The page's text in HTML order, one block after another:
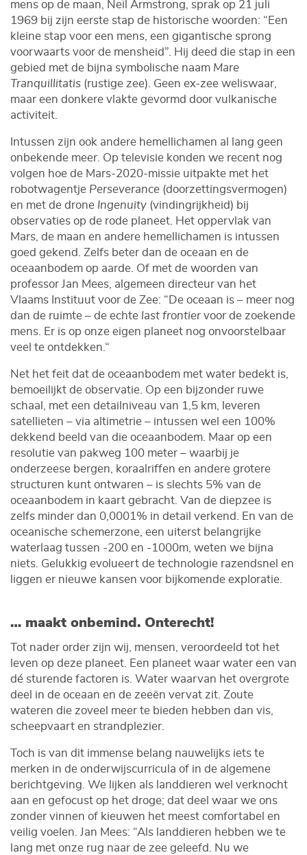
mens op de maan, Neil Armstrong, sprak op 21 juli
1969 bij zijn eerste stap de historische woorden: “Een
kleine stap voor een mens, een gigantische sprong
voorwaarts voor de mensheid”. Hij deed die stap in een
gebied met de bijna symbolische naam Mare
Tranquillitatis (rustige zee). Geen ex-zee weliswaar,
maar een donkere vlakte gevormd door vulkanische
activiteit.
Intussen zijn ook andere hemellichamen al lang geen
onbekende meer. Op televisie konden we recent nog
volgen hoe de Mars-2020-missie uitpakte met het
robotwagentje Perseverance (doorzettingsvermogen)
en met de drone Ingenuity (vindingrijkheid) bij
observaties op de rode planeet. Het oppervlak van
Mars, de maan en andere hemellichamen is intussen
goed gekend. Zelfs beter dan de oceaan en de
oceaanbodem op aarde. Of met de woorden van
professor Jan Mees, algemeen directeur van het
Vlaams Instituut voor de Zee: “De oceaan is – meer nog
dan de ruimte – de echte last frontiervoor de zoekende
mens. Er is op onze eigen planeet nog onvoorstelbaar
veel te ontdekken.“
Net het feit dat de oceaanbodem met water bedekt is,
bemoeilijkt de observatie. Op een bijzonder ruwe
schaal, met een detailniveau van 1,5 km, leveren
satellieten – via altimetrie – intussen wel een 100%
dekkend beeld van die oceaanbodem. Maar op een
resolutie van pakweg 100 meter – waarbij je
onderzeese bergen, koraalriffen en andere grotere
structuren kunt ontwaren – is slechts 5% van de
oceaanbodem in kaart gebracht. Van de diepzee is
zelfs minder dan 0,0001% in detail verkend. En van de
oceanische schemerzone, een uiterst belangrijke
waterlaag tussen -200 en -1000m, weten we bijna
niets. Gelukkig evolueert de technologie razendsnel en
liggen er nieuwe kansen voor bijkomende exploratie.
… maakt onbemind. Onterecht!
Tot nader order zijn wij, mensen, veroordeeld tot het
leven op deze planeet. Een planeet waar water een van
dé sturende factoren is. Water waarvan het overgrote
deel in de oceaan en de zeeën vervat zit. Zoute
wateren die zoveel meer te bieden hebben dan vis,
scheepvaart en strandplezier.
Toch is van dit immense belang nauwelijks iets te
merken in de onderwijscurricula of in de algemene
berichtgeving. We lijken als landdieren wel verknocht
aan en gefocust op het droge; dat deel waar we ons
zonder vinnen of kieuwen het meest comfortabel en
veilig voelen. Jan Mees: “Als landdieren hebben we te
lang met onze rug naar de zee geleefd. Nu we